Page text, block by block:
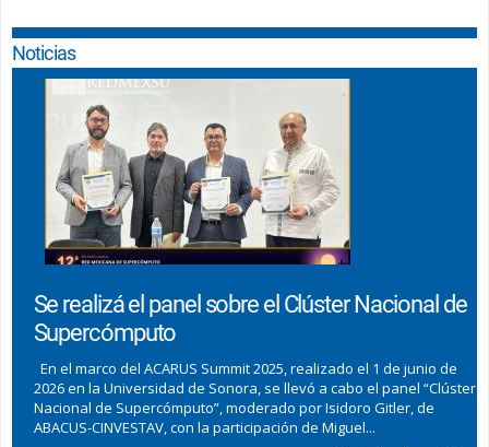
Inicio
Noticias
Se realizá el panel sobre el Clúster Nacional de
Supercómputo
En el marco del ACARUS Summit 2025, realizado el 1 de junio de
2026 en la Universidad de Sonora, se llevó a cabo el panel “Clúster
Nacional de Supercómputo”, moderado por Isidoro Gitler, de
ABACUS-CINVESTAV, con la participación de Miguel...